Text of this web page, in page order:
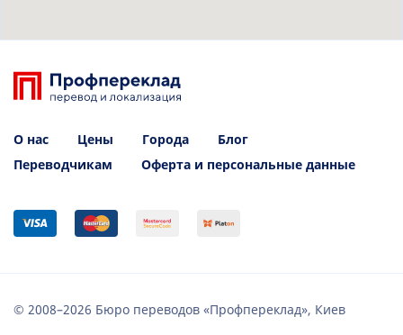
О нас Цены Города
Блог
Переводчикам
Оферта и персональные данные
© 2008–2026 Бюро переводов «Профпереклад», Киев